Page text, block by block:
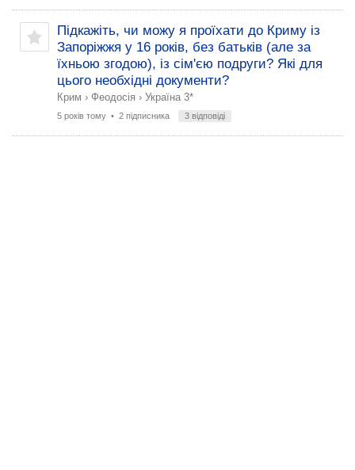
Підкажіть, чи можу я проїхати до Криму із
Запоріжжя у 16 ​​років, без батьків (але за
їхньою згодою), із сім'єю подруги? Які для
цього необхідні документи?
Крим › Феодосія › Україна 3*
5 років тому • 2 підписника 3 відповіді